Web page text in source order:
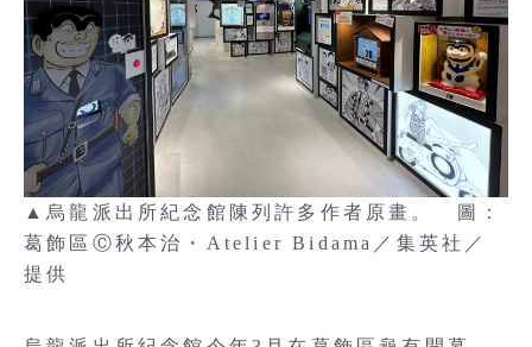
▲烏龍派出所紀念館陳列許多作者原畫。 圖：
葛飾區Ⓒ秋本治・Atelier Bidama／集英社／
提供